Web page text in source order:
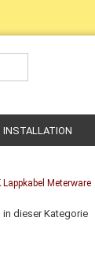
INSTALLATION
Meterware
in dieser Kategorie